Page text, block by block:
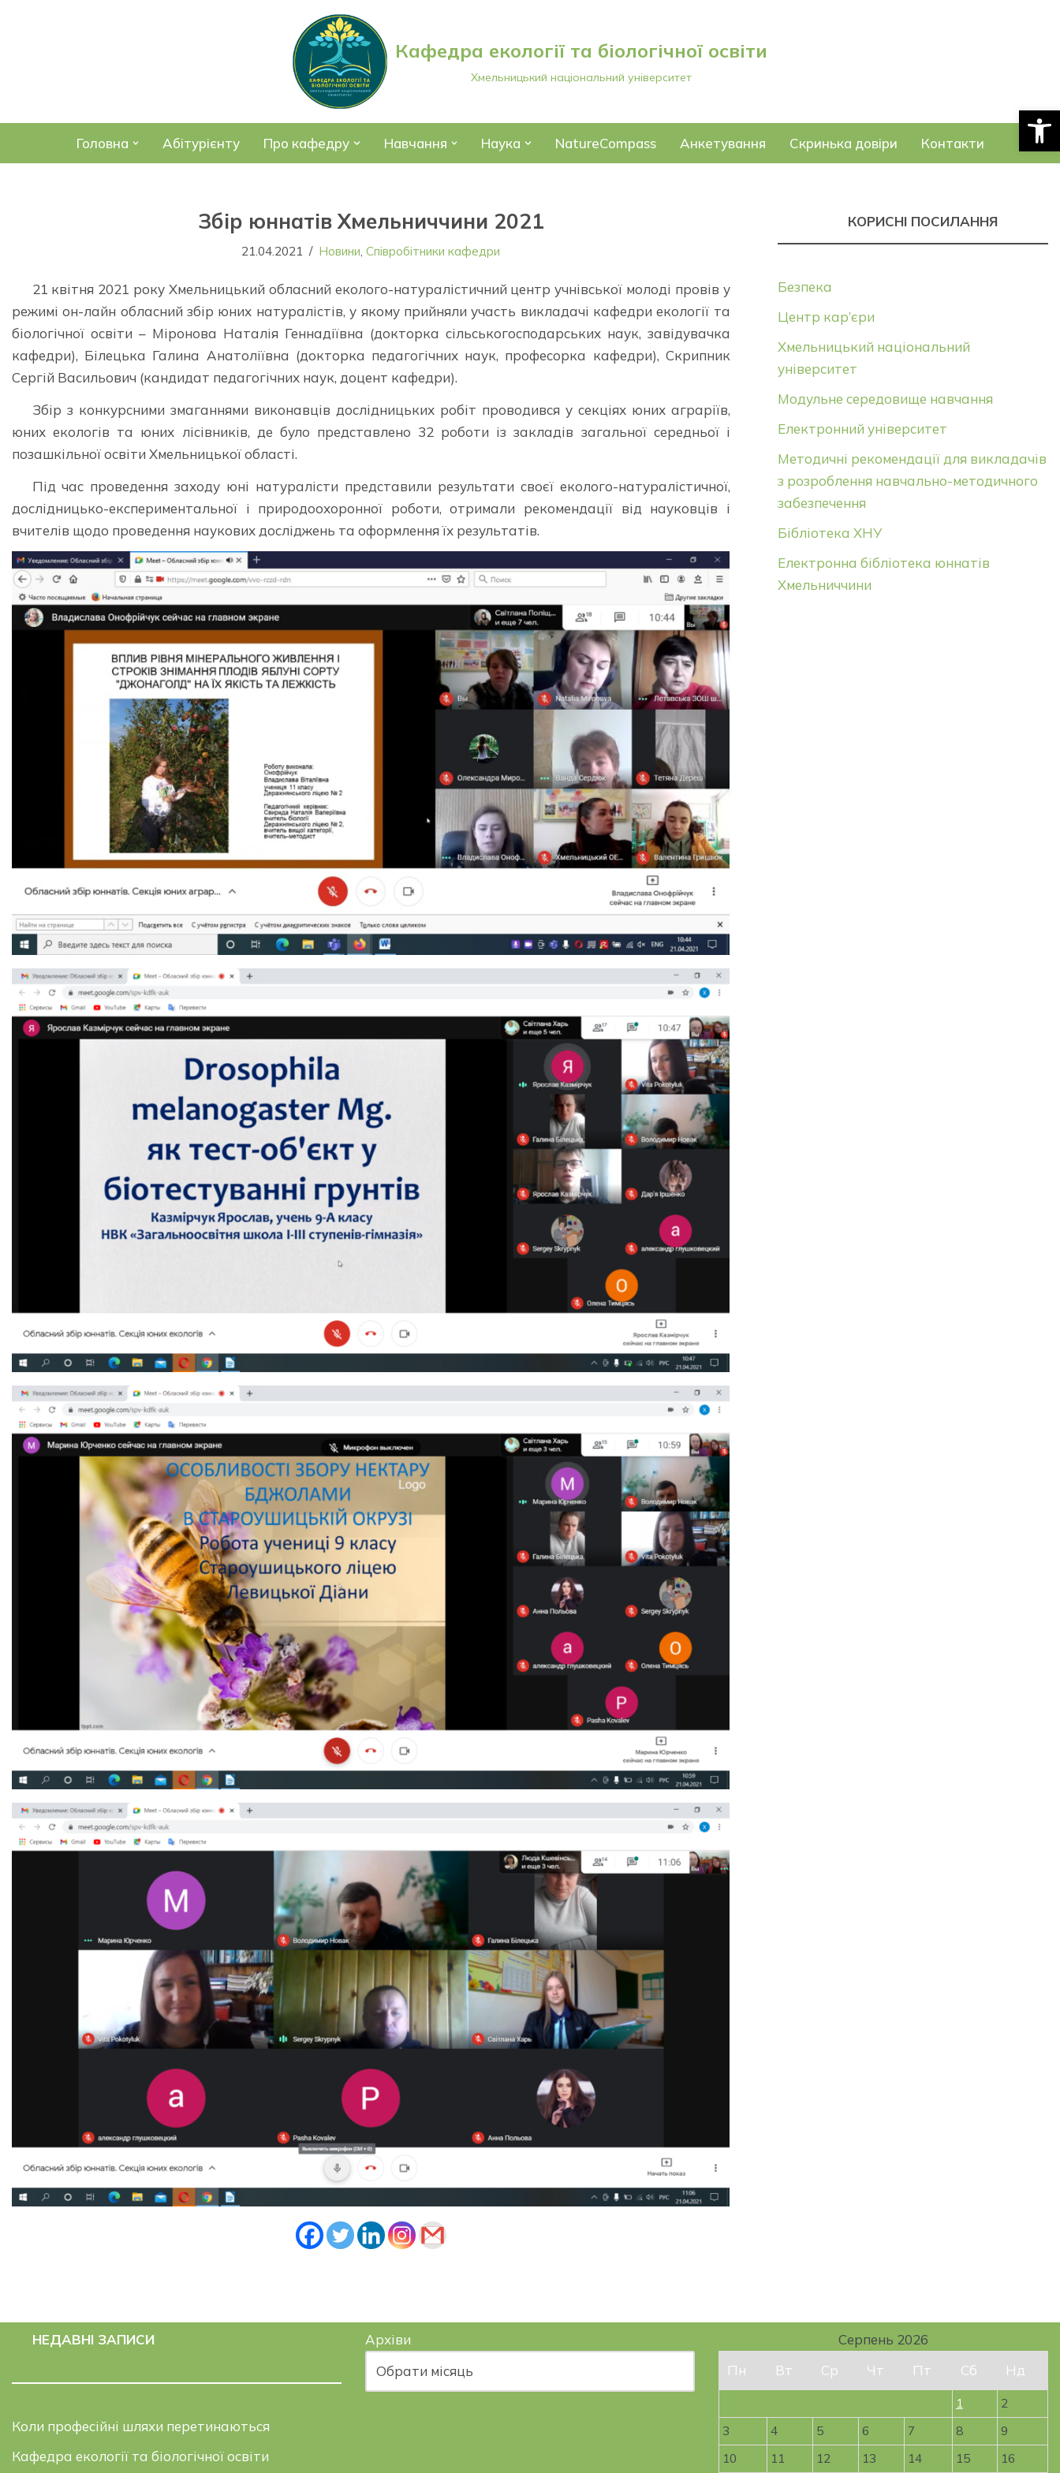
Кафедра екології та біологічної освіти
Хмельницький національний університет
Головна Абітурієнту Про кафедру Навчання Наука NatureCompass Анкетування Скринька довіри Контакти
Збір юннатів Хмельниччини 2021
21.04.2021 Новини,Співробітники кафедри
21 квітня 2021 року Хмельницький обласний еколого-натуралістичний центр учнівської молоді провів у
режимі он-лайн обласний збір юних натуралістів, у якому прийняли участь викладачі кафедри екології та
біологічної освіти – Міронова Наталія Геннадіївна (докторка сільськогосподарських наук, завідувачка
кафедри), Білецька Галина Анатоліївна (докторка педагогічних наук, професорка кафедри), Скрипник
Сергій Васильович (кандидат педагогічних наук, доцент кафедри).
Збір з конкурсними змаганнями виконавців дослідницьких робіт проводився у секціях юних аграріїв,
юних екологів та юних лісівників, де було представлено 32 роботи із закладів загальної середньої і
позашкільної освіти Хмельницької області.
Під час проведення заходу юні натуралісти представили результати своєї еколого-натуралістичної,
дослідницько-експериментальної і природоохоронної роботи, отримали рекомендації від науковців і
вчителів щодо проведення наукових досліджень та оформлення їх результатів.
КОРИСНІ ПОСИЛАННЯ
Безпека
Центр кар’єри
Хмельницький національний
університет
Модульне середовище навчання
Електронний університет
Методичні рекомендації для викладачів
з розроблення навчально-методичного
забезпечення
Бібліотека ХНУ
Електронна бібліотека юннатів
Хмельниччини
НЕДАВНІ ЗАПИСИ
Коли професійні шляхи перетинаються
Кафедра екології та біологічної освіти
Архіви
Серпень 2026
Пн
Вт Ср Чт Пт Сб Нд
1
2
3
4 5 6 7 8
9
10
11 12 13 14 15 16